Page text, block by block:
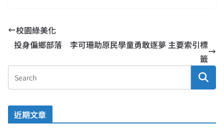
校園綠美化
投身偏鄉部落 李可珊助原民學童勇敢逐夢 主要索引標
籤
近期文章